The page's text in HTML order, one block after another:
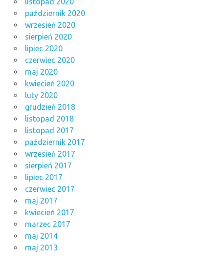
październik 2020
wrzesień 2020
sierpień 2020
lipiec 2020
czerwiec 2020
maj 2020
kwiecień 2020
luty 2020
grudzień 2018
listopad 2018
listopad 2017
październik 2017
wrzesień 2017
sierpień 2017
lipiec 2017
czerwiec 2017
maj 2017
kwiecień 2017
marzec 2017
maj 2014
maj 2013